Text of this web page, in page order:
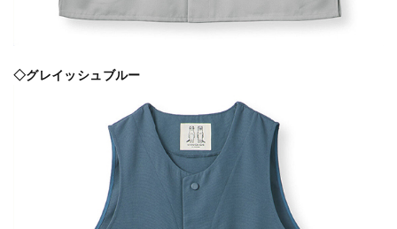
◇グレイッシュブルー